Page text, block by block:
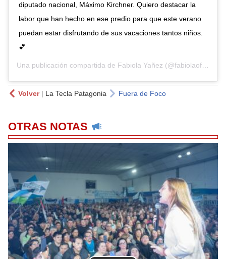
diputado nacional, Máximo Kirchner. Quiero destacar la
labor que han hecho en ese predio para que este verano
puedan estar disfrutando de sus vacaciones tantos niños.
💕
Una publicación compartida de Fabiola Yañez (@fabiolaoficialok) el
Volver| La Tecla Patagonia Fuera de Foco
OTRAS NOTAS